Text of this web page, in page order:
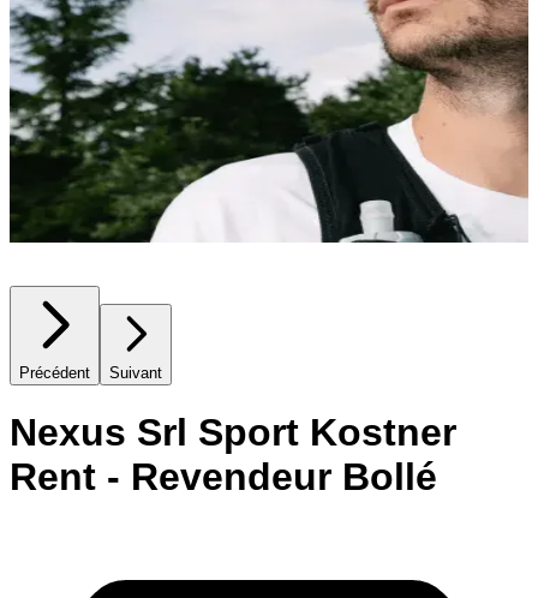
Précédent Suivant
Nexus Srl Sport Kostner
Rent - Revendeur Bollé